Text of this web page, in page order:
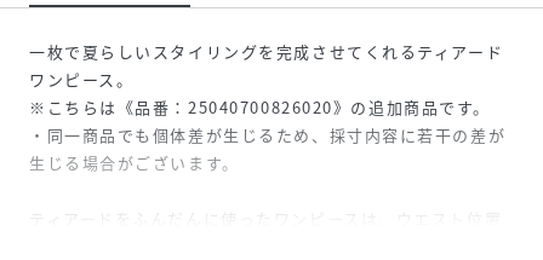
一枚で夏らしいスタイリングを完成させてくれるティアード
ワンピース。
※こちらは《品番：25040700826020》の追加商品です。
・同一商品でも個体差が生じるため、採寸内容に若干の差が
生じる場合がございます。
ティアードをふんだんに使ったワンピースは、ウエスト位置